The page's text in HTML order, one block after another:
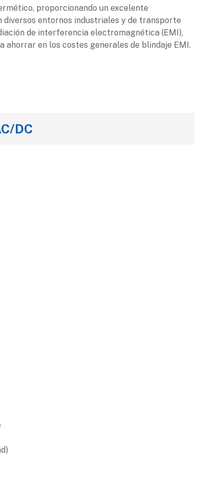
proporcionando un excelente
diversos entornos industriales y de transporte
de interferencia electromagnética (EMI),
ahorrar en los costes generales de blindaje EMI.
DC